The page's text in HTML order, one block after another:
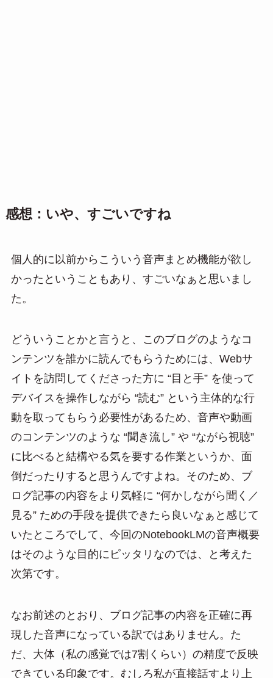
感想：いや、すごいですね
個人的に以前からこういう音声まとめ機能が欲し
かったということもあり、すごいなぁと思いまし
た。
どういうことかと言うと、このブログのようなコ
ンテンツを誰かに読んでもらうためには、Webサ
イトを訪問してくださった方に “目と手” を使って
デバイスを操作しながら “読む” という主体的な行
動を取ってもらう必要性があるため、音声や動画
のコンテンツのような “聞き流し” や “ながら視聴”
に比べると結構やる気を要する作業というか、面
倒だったりすると思うんですよね。そのため、ブ
ログ記事の内容をより気軽に “何かしながら聞く／
見る” ための手段を提供できたら良いなぁと感じて
いたところでして、今回のNotebookLMの音声概要
はそのような目的にピッタリなのでは、と考えた
次第です。
なお前述のとおり、ブログ記事の内容を正確に再
現した音声になっている訳ではありません。た
だ、大体（私の感覚では7割くらい）の精度で反映
できている印象です。むしろ私が直接話すより上